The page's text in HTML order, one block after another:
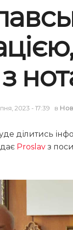
з
2023 - 17:39 в
ділитись
Proslav з